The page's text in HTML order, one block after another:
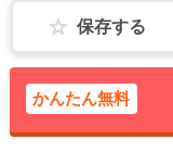
保存する
かんたん無料